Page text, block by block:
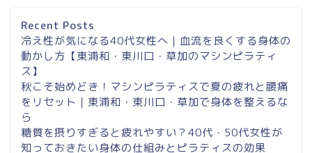
Recent Posts
冷え性が気になる40代女性へ｜血流を良くする身体の
動かし方【東浦和・東川口・草加のマシンピラティ
ス】
秋こそ始めどき！マシンピラティスで夏の疲れと腰痛
をリセット｜東浦和・東川口・草加で身体を整えるな
ら
糖質を摂りすぎると疲れやすい？40代・50代女性が
知っておきたい身体の仕組みとピラティスの効果
内
マシンピラティススタジオ
NAIA